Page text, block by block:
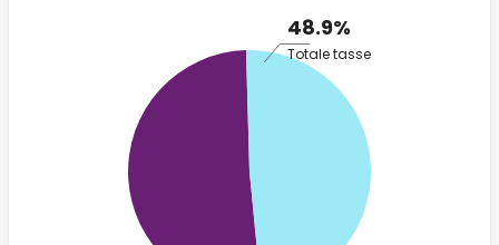
48.9%
Totale tasse